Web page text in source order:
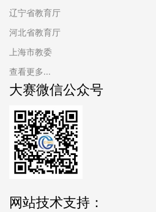
辽宁省教育厅
河北省教育厅
上海市教委
查看更多...
大赛微信公众号
网站技术支持：